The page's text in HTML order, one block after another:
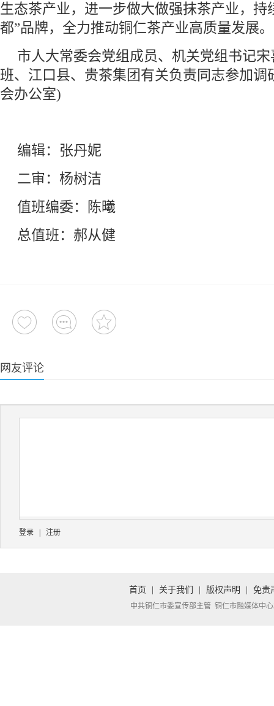
生态茶产业，进一步做大做强抹茶产业，持
都”品牌，全力推动铜仁茶产业高质量发展。
市人大常委会党组成员、机关党组书记
班、江口县、贵茶集团有关负责同志参加调
会办公室)
编辑：张丹妮
二审：杨树洁
值班编委：陈曦
总值班：郝从健
网友评论
登录 注册
首页 关于我们 版权声明 免责
中共铜仁市委宣传部主管 铜仁市融媒体中心